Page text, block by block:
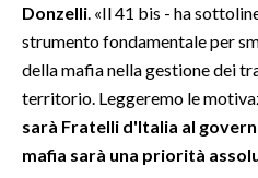
Donzelli . «Il 41 bis - ha
strumento fondamentale per
della mafia nella gestione dei
territorio. Leggeremo le
sarà Fratelli d'Italia al
mafia sarà una priorità